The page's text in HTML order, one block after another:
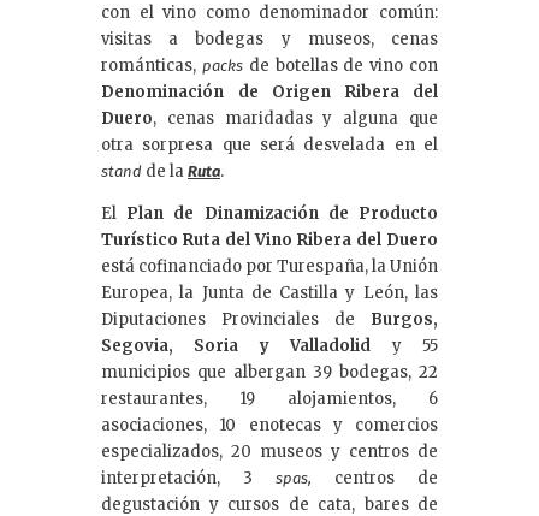
con el vino como denominador común:
visitas a bodegas y museos, cenas
románticas, packsde botellas de vino con
Denominación de Origen Ribera del
Duero, cenas maridadas y alguna que
otra sorpresa que será desvelada en el
stand de la Ruta.
El Plan de Dinamización de Producto
Turístico Ruta del Vino Ribera del Duero
está cofinanciado por Turespaña, la Unión
Europea, la Junta de Castilla y León, las
Diputaciones Provinciales de Burgos,
Segovia, Soria y Valladolid y 55
municipios que albergan 39 bodegas, 22
restaurantes, 19 alojamientos, 6
asociaciones, 10 enotecas y comercios
especializados, 20 museos y centros de
interpretación, 3 spas, centros de
degustación y cursos de cata, bares de